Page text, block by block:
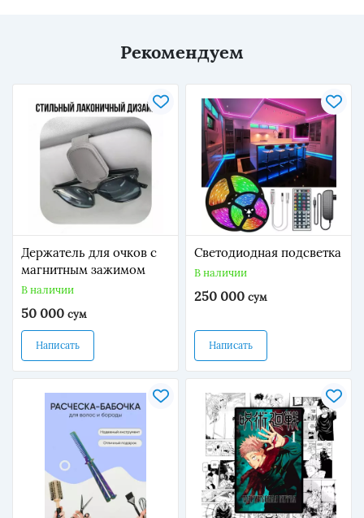
Рекомендуем
Держатель для очков c
магнитным зажимом
В наличии
50 000 сум
Написать
Светодиодная подсветка
В наличии
250 000 сум
Написать